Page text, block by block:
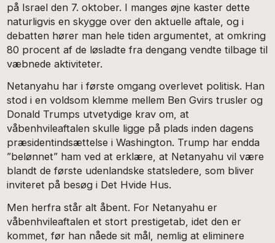
på Israel den 7. oktober. I manges øjne kaster dette
naturligvis en skygge over den aktuelle aftale, og i
debatten hører man hele tiden argumentet, at omkring
80 procent af de løsladte fra dengang vendte tilbage til
væbnede aktiviteter.
Netanyahu har i første omgang overlevet politisk. Han
stod i en voldsom klemme mellem Ben Gvirs trusler og
Donald Trumps utvetydige krav om, at
våbenhvileaftalen skulle ligge på plads inden dagens
præsidentindsættelse i Washington. Trump har endda
”belønnet” ham ved at erklære, at Netanyahu vil være
blandt de første udenlandske statsledere, som bliver
inviteret på besøg i Det Hvide Hus.
Men herfra står alt åbent. For Netanyahu er
våbenhvileaftalen et stort prestigetab, idet den er
kommet, før han nåede sit mål, nemlig at eliminere